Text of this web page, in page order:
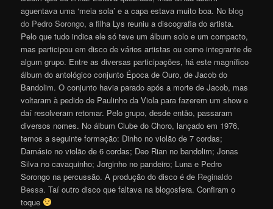
aguentava uma ‘meia sola’ e a capa estava muito boa. Noblog
do Pedro Sorongo, a filha Lys reuniu a discografia do artista.
Pelo que tudo indica ele só teve um álbum solo e um compacto,
mas participou em disco de vários artistas ou como integrante de
algum grupo. Entre as diversas participações, há este magnífico
álbum do antológico conjunto Época de Ouro, de Jacob do
Bandolim. O conjunto havia parado após a morte de Jacob, mas
voltaram à pedido de Paulinho da Viola para fazerem um show e
daí resolveram retomar. Pelo grupo, desde então, passaram
diversos nomes. No álbum Clube do Choro, lançado em 1976,
temos a seguinte formação: Dinho no violão de 7 cordas;
Damásio no violão de 6 cordas; Deo Rian no bandolim; Jonas
Silva no cavaquinho; Jorginho no pandeiro; Luna e Pedro
Sorongo na percussão. A produção do disco é de Reginaldo
Bessa. Taí outro disco que faltava na blogosfera. Confiram o
toque